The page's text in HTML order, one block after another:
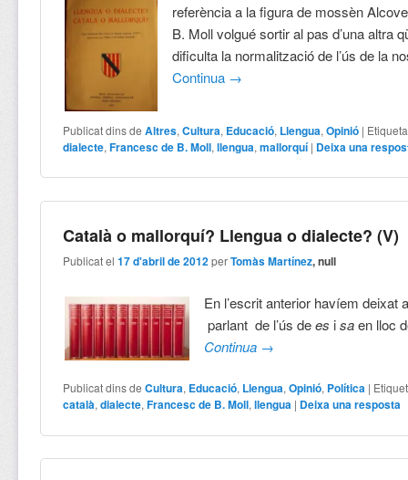
referència a la figura de mossèn
B. Moll volgué sortir al pas d’una altra
dificulta la normalització de l’ús de la
Continua →
Publicat dins de Altres,Cultura, Educació, Llengua,Opinió |
dialecte,Francesc de B. Moll,llengua,mallorquí | Deixa una
Català o mallorquí? Llengua o dialecte? (V)
Publicat el17 d'abril de 2012 perTomàs Martínez, null
En l’escrit anterior havíem deixat
parlant de l’ús dees isaen lloc
Continua →
Publicat dins de Cultura, Educació, Llengua,Opinió, Política |
català,dialecte,Francesc de B. Moll,llengua | Deixa una resposta